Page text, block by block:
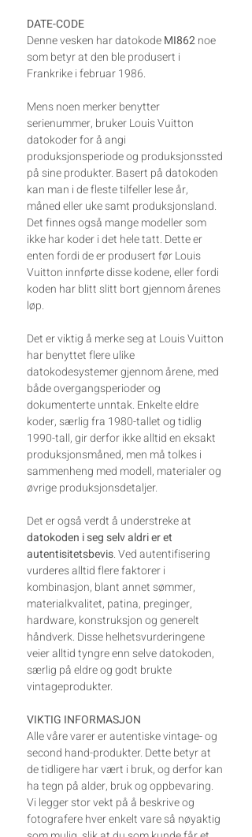
DATE-CODE
Denne vesken har datokodeMI862noe
som betyr at den ble produsert i
Frankrike i februar 1986.
Mens noen merker benytter
serienummer, bruker Louis Vuitton
datokoder for å angi
produksjonsperiode og produksjonssted
på sine produkter. Basert på datokoden
kan man i de fleste tilfeller lese år,
måned eller uke samt produksjonsland.
Det finnes også mange modeller som
ikke har koder i det hele tatt. Dette er
enten fordi de er produsert før Louis
Vuitton innførte disse kodene, eller fordi
koden har blitt slitt bort gjennom årenes
løp.
Det er viktig å merke seg at Louis Vuitton
har benyttet flere ulike
datokodesystemer gjennom årene, med
både overgangsperioder og
dokumenterte unntak. Enkelte eldre
koder, særlig fra 1980-tallet og tidlig
1990-tall, gir derfor ikke alltid en eksakt
produksjonsmåned, men må tolkes i
sammenheng med modell, materialer og
øvrige produksjonsdetaljer.
Det er også verdt å understreke at
datokoden i seg selv aldri er et
autentisitetsbevis. Ved autentifisering
vurderes alltid flere faktorer i
kombinasjon, blant annet sømmer,
materialkvalitet, patina, preginger,
hardware, konstruksjon og generelt
håndverk. Disse helhetsvurderingene
veier alltid tyngre enn selve datokoden,
særlig på eldre og godt brukte
vintageprodukter.
VIKTIG INFORMASJON
Alle våre varer er autentiske vintage- og
second hand-produkter. Dette betyr at
de tidligere har vært i bruk, og derfor kan
ha tegn på alder, bruk og oppbevaring.
Vi legger stor vekt på å beskrive og
fotografere hver enkelt vare så nøyaktig